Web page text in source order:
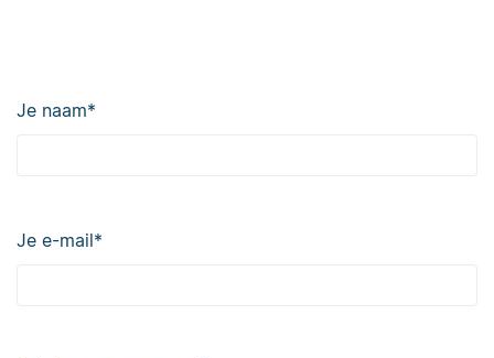
Je naam*
Je e-mail*